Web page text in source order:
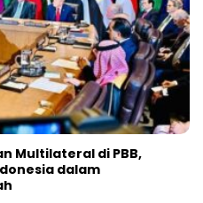
Multilateral di PBB,
dalam